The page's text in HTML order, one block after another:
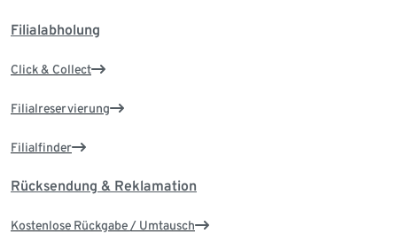
Filialabholung
Click & Collect
Filialreservierung
Filialfinder
Rücksendung & Reklamation
Kostenlose Rückgabe / Umtausch